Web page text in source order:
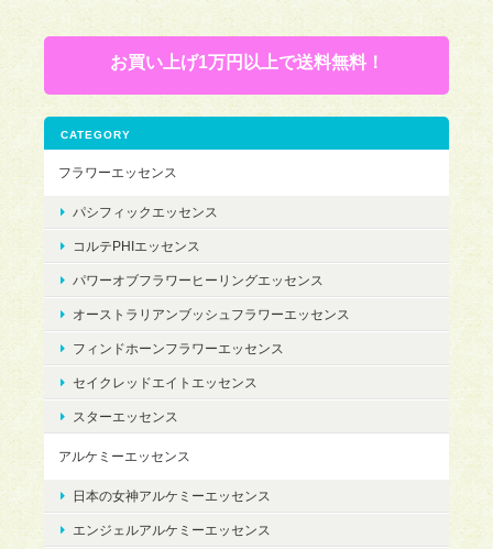
お買い上げ1万円以上で送料無料！
CATEGORY
フラワーエッセンス
パシフィックエッセンス
コルテPHIエッセンス
パワーオブフラワーヒーリングエッセンス
オーストラリアンブッシュフラワーエッセンス
フィンドホーンフラワーエッセンス
セイクレッドエイトエッセンス
スターエッセンス
アルケミーエッセンス
日本の女神アルケミーエッセンス
エンジェルアルケミーエッセンス